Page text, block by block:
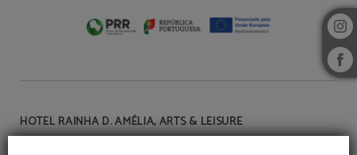
HOTEL RAINHA D. AMÉLIA, ARTS & LEISURE